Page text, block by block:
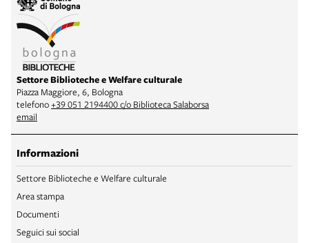
Settore Biblioteche e Welfare culturale
Piazza Maggiore, 6, Bologna
telefono+39 051 2194400 c/o Biblioteca Salaborsa
email
Informazioni
Settore Biblioteche e Welfare culturale
Area stampa
Documenti
Seguici sui social